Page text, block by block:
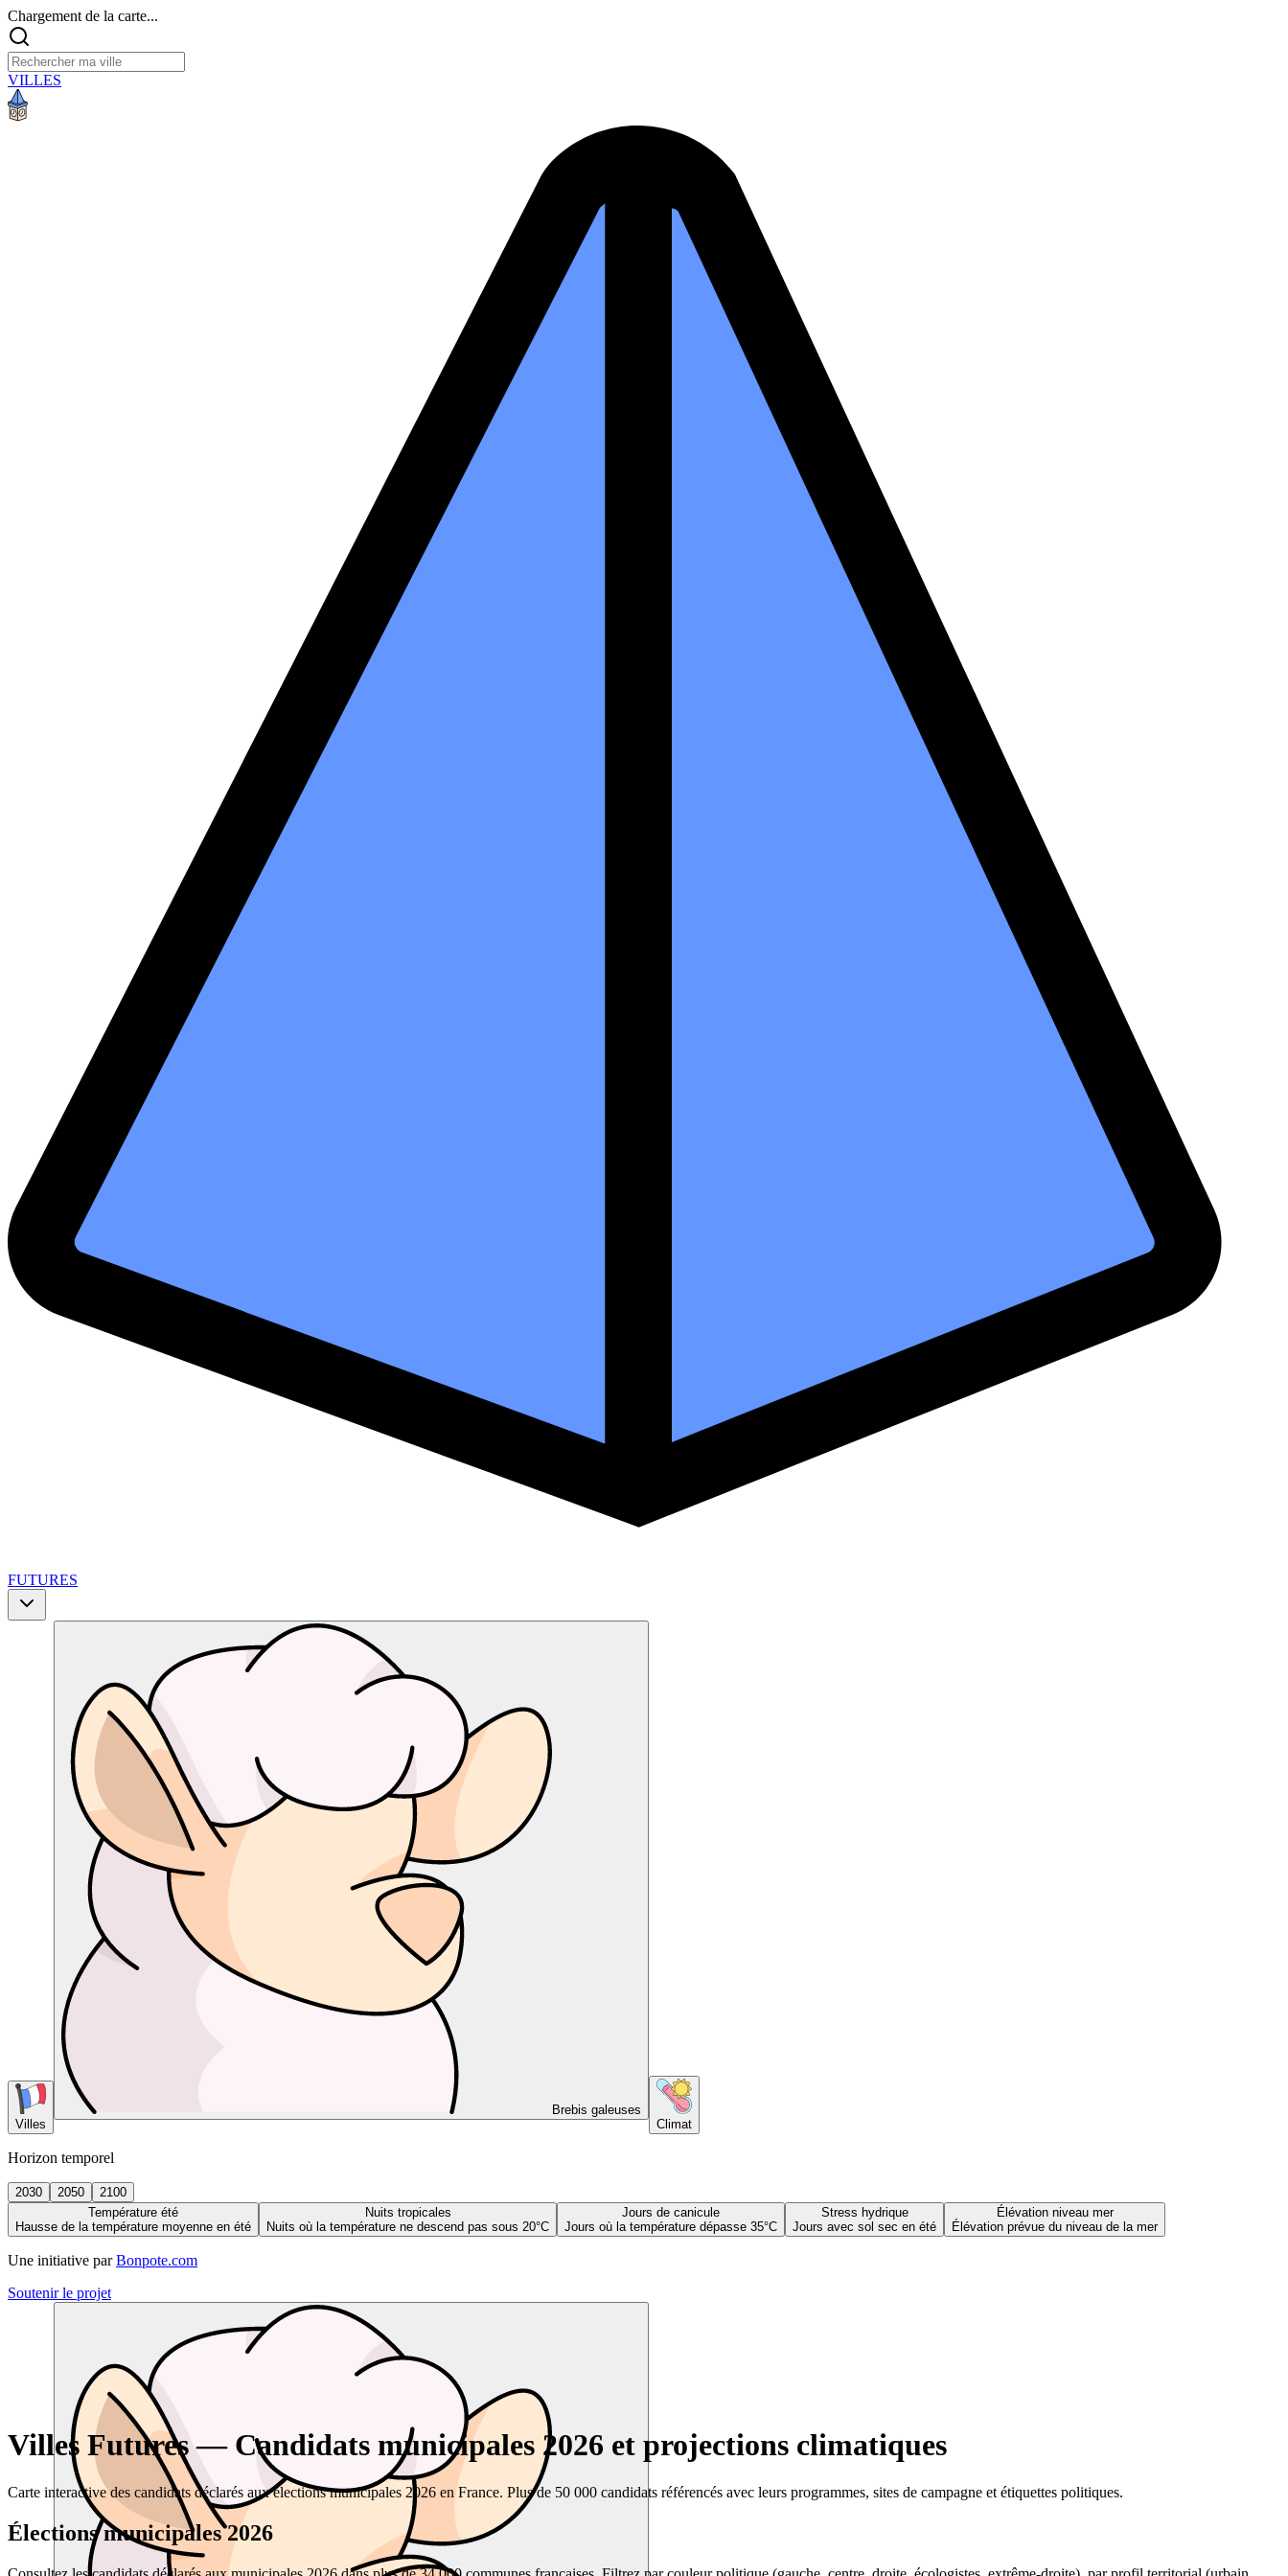
Chargement de la carte...
VILLES
FUTURES
Villes
Brebis galeuses
Climat
Horizon temporel
2030 2050
2100
Température été
Hausse de la température moyenne en été
Nuits tropicales
Nuits où la température ne descend pas sous 20°C
Jours de canicule
Jours où la température dépasse 35°C
Stress hydrique
Jours avec sol sec en été
Élévation niveau mer
Élévation prévue du niveau de la mer
Une initiative par Bonpote.com
Soutenir le projet
Villes Futures — Candidats municipales 2026 et projections climatiques
Carte interactive des candidats déclarés aux élections municipales 2026 en France. Plus de 50 000 candidats référencés avec leurs programmes, sites de campagne et étiquettes politiques.
Élections municipales 2026